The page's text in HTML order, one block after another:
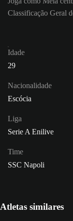
Classificação Geral
Idade
29
Nacionalidade
Escócia
Liga
Serie A Enilive
Time
SSC Napoli
Atletas similares